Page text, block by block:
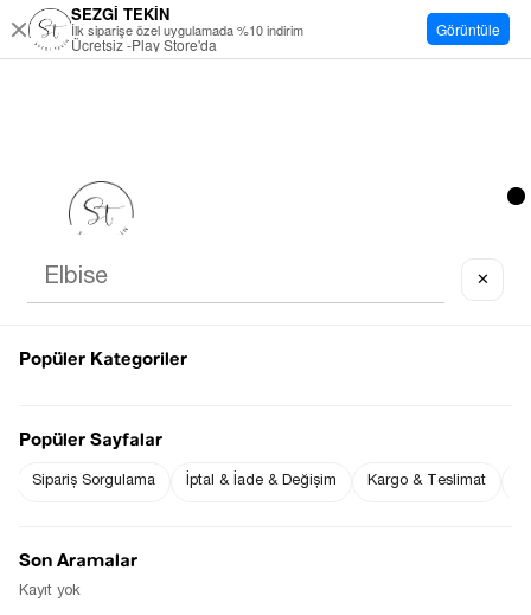
SEZGİ TEKİN
İlk siparişe özel uygulamada %10 indirim
Ücretsiz -Play Store'da
Görüntüle
✕
Popüler Kategoriler
Popüler Sayfalar
Sipariş Sorgulama İptal & İade & Değişim Kargo & Teslimat
Son Aramalar
Kayıt yok